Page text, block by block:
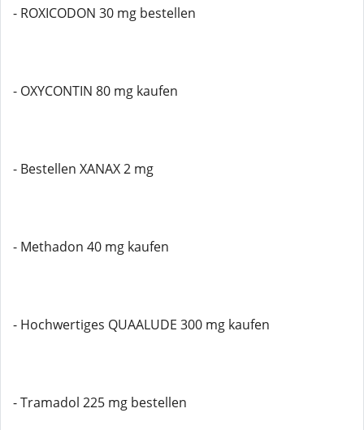
- ROXICODON 30 mg bestellen
- OXYCONTIN 80 mg kaufen
- Bestellen XANAX 2 mg
- Methadon 40 mg kaufen
- Hochwertiges QUAALUDE 300 mg kaufen
- Tramadol 225 mg bestellen